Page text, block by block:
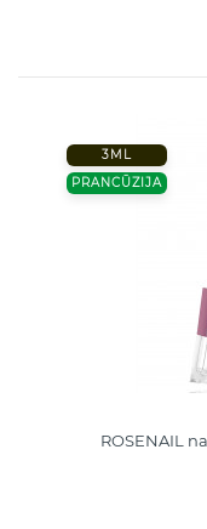
3ML
PRANCŪZIJA
ROSENAIL